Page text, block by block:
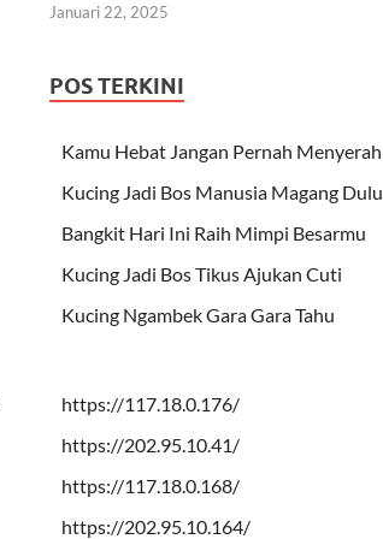
Januari 22, 2025
POS TERKINI
Kamu Hebat Jangan Pernah Menyerah
Kucing Jadi Bos Manusia Magang Dulu
Bangkit Hari Ini Raih Mimpi Besarmu
Kucing Jadi Bos Tikus Ajukan Cuti
Kucing Ngambek Gara Gara Tahu
https://117.18.0.176/
https://202.95.10.41/
https://117.18.0.168/
https://202.95.10.164/